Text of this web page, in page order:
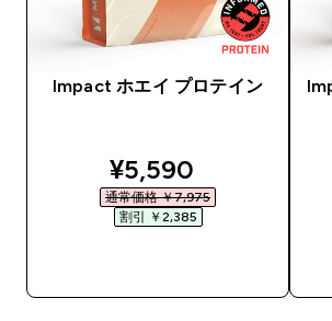
Impact ホエイ プロテイン
discounted price
¥5,590‎
通常価格 ￥7,975‎
割引 ￥2,385‎